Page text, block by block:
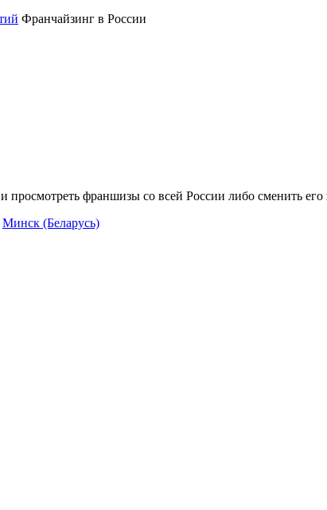
Франчайзинг в России
и просмотреть франшизы со всей России либо сменить
Минск (Беларусь)